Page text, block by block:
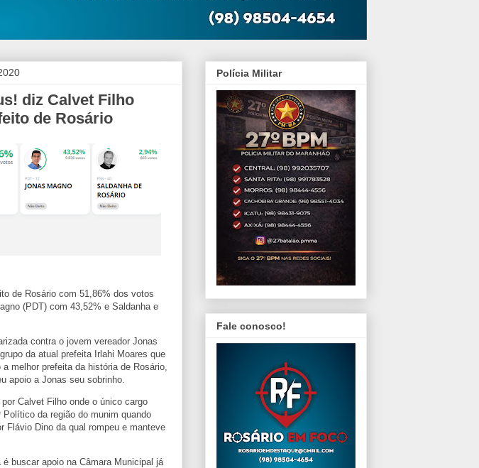
diz Calvet Filho
de Rosário
de Rosário com 51,86% dos votos
(PDT) com 43,52% e Saldanha e
contra o jovem vereador Jonas
da atual prefeita Irlahi Moares que
melhor prefeita da história de Rosário,
apoio a Jonas seu sobrinho.
Calvet Filho onde o único cargo
da região do munim quando
Flávio Dino da qual rompeu e manteve
buscar apoio na Câmara Municipal já
Polícia Militar
Fale conosco!